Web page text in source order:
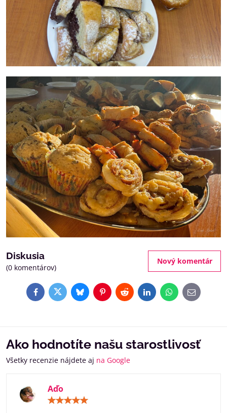
Diskusia
(0 komentárov)
Nový komentár
FacebookTwitterBlueskyPinterestRedditLinkedInWhatsApp
E-
mail
Ako hodnotíte našu starostlivosť
Všetky recenzie nájdete aj na Google
Aďo